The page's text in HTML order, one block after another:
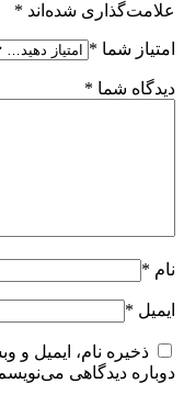
علامت‌گذاری شده‌اند *
امتیاز شما *
دیدگاه شما *
نام *
ایمیل *
ذخیره نام، ایمیل و
دوباره دیدگاهی